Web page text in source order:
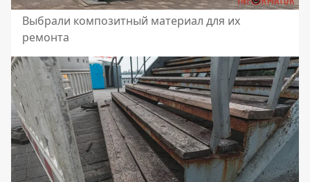
Выбрали композитный материал для их
ремонта